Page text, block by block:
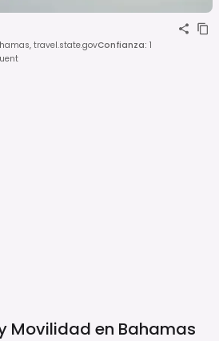
travel.state.govConfianza: 1
Movilidad en Bahamas